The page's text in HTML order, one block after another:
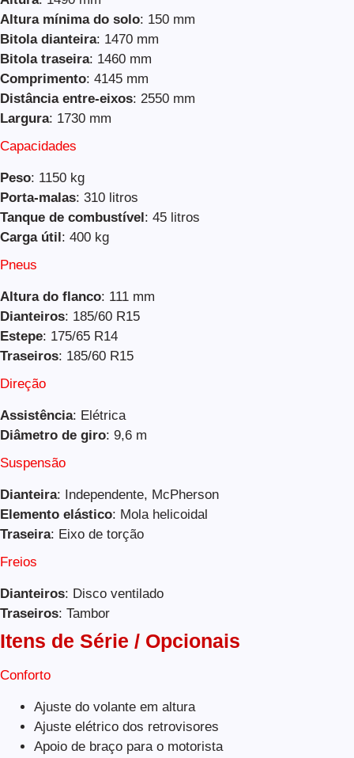
Altura mínima do solo: 150 mm
Bitola dianteira: 1470 mm
Bitola traseira: 1460 mm
Comprimento: 4145 mm
Distância entre-eixos: 2550 mm
Largura: 1730 mm
Capacidades
Peso: 1150 kg
Porta-malas: 310 litros
Tanque de combustível: 45 litros
Carga útil: 400 kg
Pneus
Altura do flanco: 111 mm
Dianteiros: 185/60 R15
Estepe: 175/65 R14
Traseiros: 185/60 R15
Direção
Assistência: Elétrica
Diâmetro de giro: 9,6 m
Suspensão
Dianteira: Independente, McPherson
Elemento elástico: Mola helicoidal
Traseira: Eixo de torção
Freios
Dianteiros: Disco ventilado
Traseiros: Tambor
Itens de Série / Opcionais
Conforto
Ajuste do volante em altura
Ajuste elétrico dos retrovisores
Apoio de braço para o motorista